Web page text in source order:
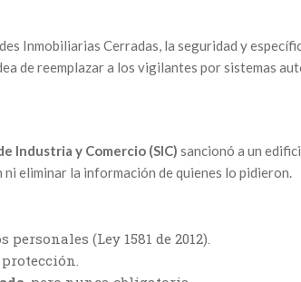
Inmobiliarias Cerradas, la seguridad y
de reemplazar a los vigilantes por sistemas
Industria y Comercio (SIC) sancionó a un
eliminar la información de quienes lo pidieron.
(Ley 1581 de 2012).